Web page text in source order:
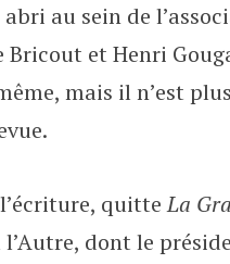
au sein de
Bricout et Henri
mais il n’est
l’écriture, quitteLa
dont le